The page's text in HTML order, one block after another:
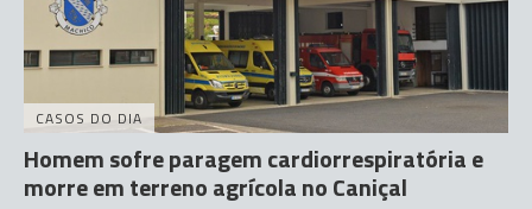
CASOS DO DIA
Homem sofre paragem cardiorrespiratória e
morre em terreno agrícola no Caniçal